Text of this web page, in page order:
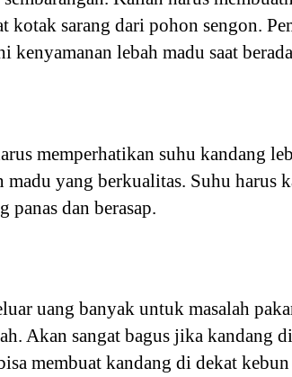
kotak sarang dari pohon sengon.
kenyamanan lebah madu saat
memperhatikan suhu kandang
yang berkualitas. Suhu harus
dan berasap.
uang banyak untuk masalah
Akan sangat bagus jika kandang
membuat kandang di dekat